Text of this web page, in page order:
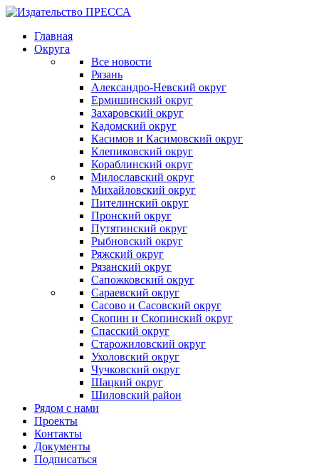
Главная
Округа
Все новости
Рязань
Александро-Невский округ
Ермишинский округ
Захаровский округ
Кадомский округ
Касимов и Касимовский округ
Клепиковский округ
Кораблинский округ
Милославский округ
Михайловский округ
Пителинский округ
Пронский округ
Путятинский округ
Рыбновский округ
Ряжский округ
Рязанский округ
Сапожковский округ
Сараевский округ
Сасово и Сасовский округ
Скопин и Скопинский округ
Спасский округ
Старожиловский округ
Ухоловский округ
Чучковский округ
Шацкий округ
Шиловский район
Рядом с нами
Проекты
Контакты
Документы
Подписаться